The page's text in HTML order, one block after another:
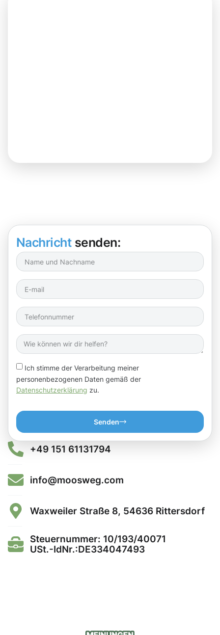
Nachricht senden:
Ich stimme der Verarbeitung meiner
personenbezogenen Daten gemäß der
Datenschutzerklärung zu.
Senden
+49 151 61131794
info@moosweg.com
Waxweiler Straße 8, 54636 Rittersdorf
Steuernummer: 10/193/40071
USt.-IdNr.:DE334047493